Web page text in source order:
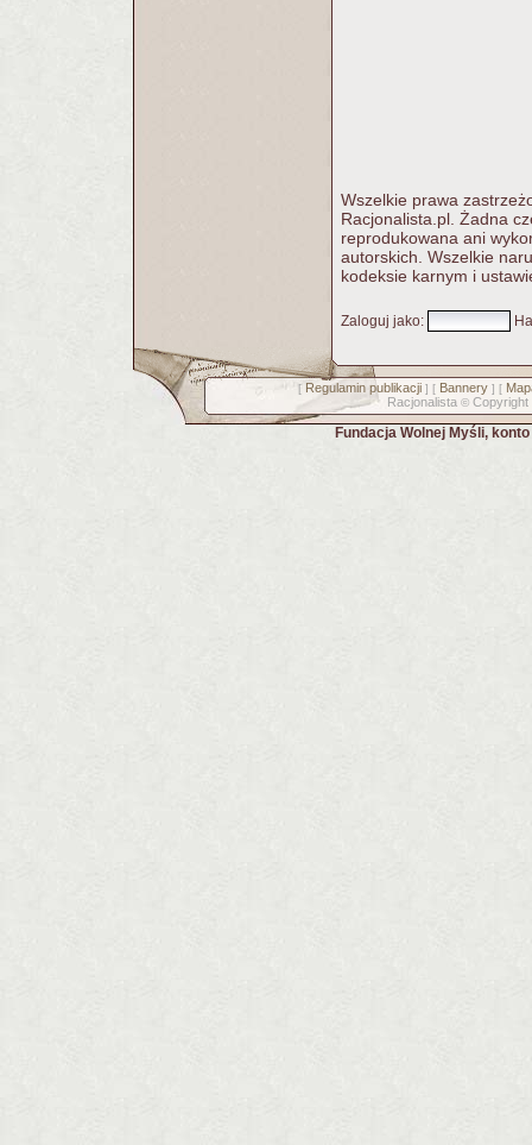
Wszelkie prawa
Racjonalista.pl. Żadna
reprodukowana ani
autorskich. Wszelkie
kodeksie karnym i
Zaloguj jako:
[ Regulamin publikacji] [ Bannery] [
Racjonalista © Copyright
Fundacja Wolnej Myśli,